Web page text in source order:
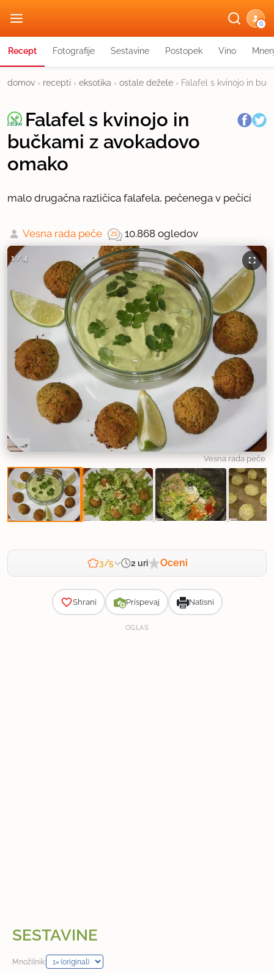
G
Recept Fotografije Sestavine Postopek Vino
domov › recepti › eksotika › ostale dežele › Falafel s kvinojo in
Falafel s kvinojo in
bučkami z avokadovo
omako
malo drugačna različica falafela, pečenega v pečici
Vesna rada peče 10.868 ogledov
1/ 4
Vesna rada peče
3/5 2 uri Oceni
Shrani Prispevaj Natisni
OGLAS
SESTAVINE
Množilnik: